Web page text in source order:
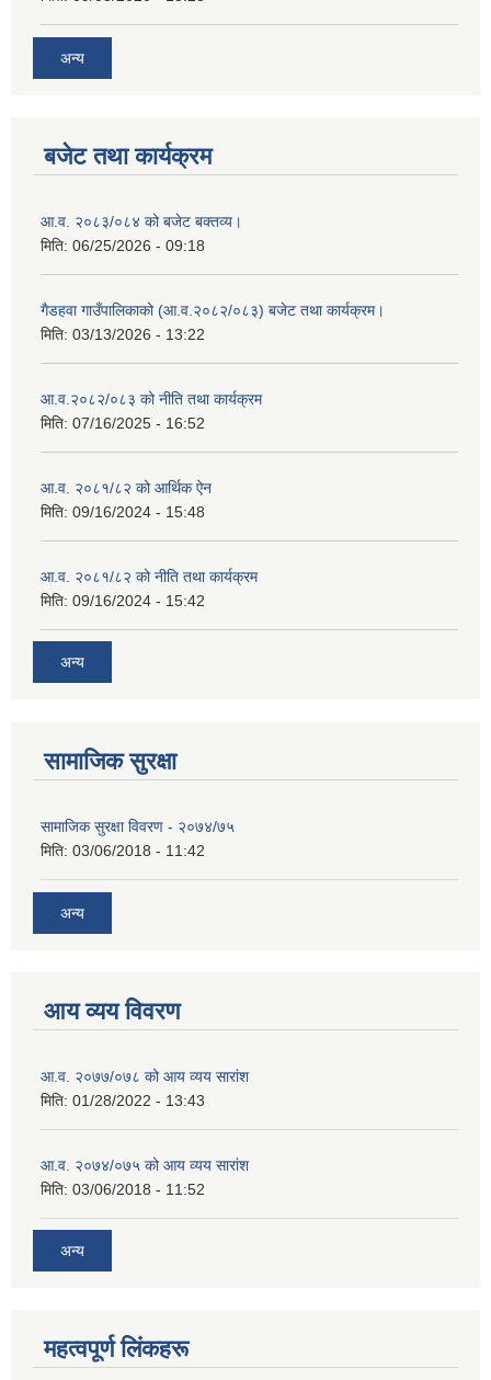
अन्य
बजेट तथा कार्यक्रम
आ.व. २०८३/०८४ को बजेट बक्तव्य।
मिति: 06/25/2026 - 09:18
गैडहवा गाउँपालिकाको (आ.व.२०८२/०८३) बजेट तथा कार्यक्रम।
मिति: 03/13/2026 - 13:22
आ.व.२०८२/०८३ को नीति तथा कार्यक्रम
मिति: 07/16/2025 - 16:52
आ.व. २०८१/८२ को आर्थिक ऐन
मिति: 09/16/2024 - 15:48
आ.व. २०८१/८२ को नीति तथा कार्यक्रम
मिति: 09/16/2024 - 15:42
अन्य
सामाजिक सुरक्षा
सामाजिक सुरक्षा विवरण - २०७४/७५
मिति: 03/06/2018 - 11:42
अन्य
आय व्यय विवरण
आ.व. २०७७/०७८ को आय व्यय सारांश
मिति: 01/28/2022 - 13:43
आ.व. २०७४/०७५ को आय व्यय सारांश
मिति: 03/06/2018 - 11:52
अन्य
महत्वपूर्ण लिंकहरू